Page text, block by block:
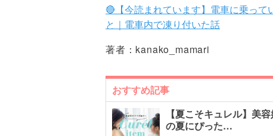
🔴【今読まれています】電車に乗っ
と｜電車内で凍り付いた話
著者： kanako_mamari
おすすめ記事
【夏こそキュレル】美
の夏にぴった…